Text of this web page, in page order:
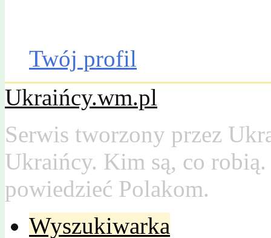
Twój profil
Ukraińcy.wm.pl
Serwis tworzony przez
Ukraińcy. Kim są, co
powiedzieć Polakom.
Wyszukiwarka